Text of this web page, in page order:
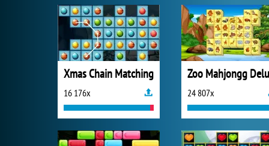
Xmas Chain Matching
16 176x 24 807x